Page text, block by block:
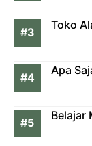
Toko
Apa
Belajar